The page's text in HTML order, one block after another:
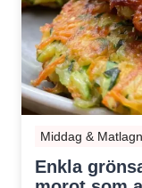
Middag &
Enkla